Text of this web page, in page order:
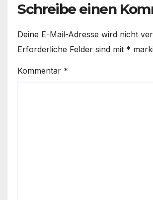
Schreibe einen
Deine E-Mail-Adresse wird nicht
Erforderliche Felder sind mit *
Kommentar *